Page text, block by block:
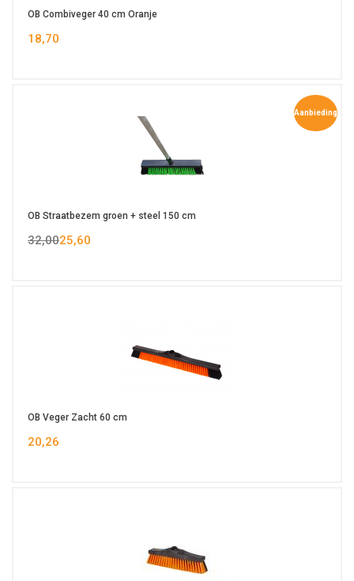
OB Combiveger 40 cm Oranje
18,70
Aanbieding
OB Straatbezem groen + steel 150 cm
32,0025,60
OB Veger Zacht 60 cm
20,26